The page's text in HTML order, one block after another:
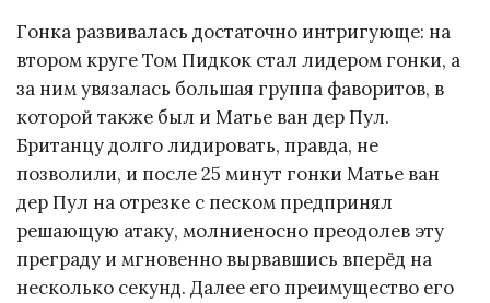
Гонка развивалась достаточно интригующе: на
втором круге Том Пидкок стал лидером гонки, а
за ним увязалась большая группа фаворитов, в
которой также был и Матье ван дер Пул.
Британцу долго лидировать, правда, не
позволили, и после 25 минут гонки Матье ван
дер Пул на отрезке с песком предпринял
решающую атаку, молниеносно преодолев эту
преграду и мгновенно вырвавшись вперёд на
несколько секунд. Далее его преимущество его